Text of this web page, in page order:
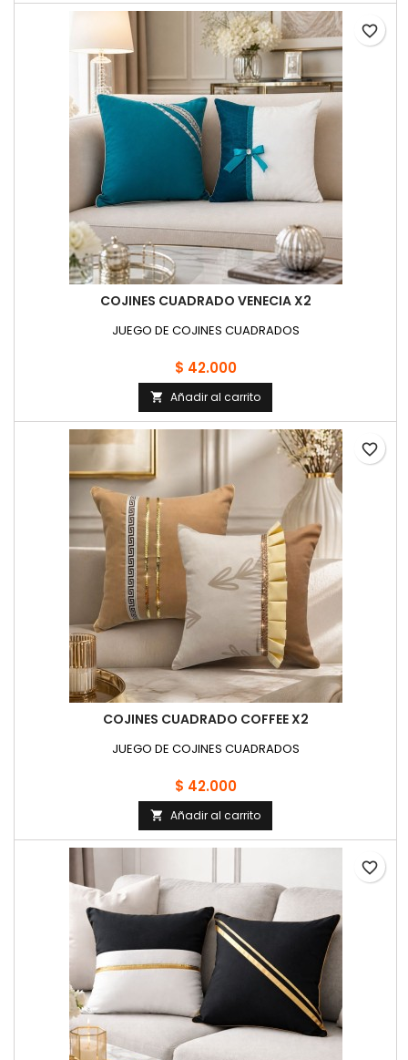
COJINES CUADRADO VENECIA X2
JUEGO DE COJINES CUADRADOS
$ 42.000
 Añadir al carrito
favorite_border
COJINES CUADRADO COFFEE X2
JUEGO DE COJINES CUADRADOS
$ 42.000
 Añadir al carrito
favorite_border
favorite_border